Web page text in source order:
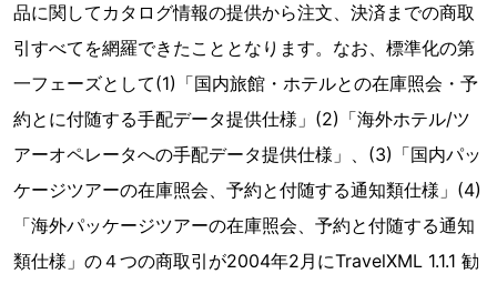
品に関してカタログ情報の提供から注文、決済までの商取
引すべてを網羅できたこととなります。なお、標準化の第
一フェーズとして(1)「国内旅館・ホテルとの在庫照会・予
約とに付随する手配データ提供仕様」(2)「海外ホテル/ツ
アーオペレータへの手配データ提供仕様」、(3)「国内パッ
ケージツアーの在庫照会、予約と付随する通知類仕様」(4)
「海外パッケージツアーの在庫照会、予約と付随する通知
類仕様」の４つの商取引が2004年2月にTravelXML 1.1.1 勧